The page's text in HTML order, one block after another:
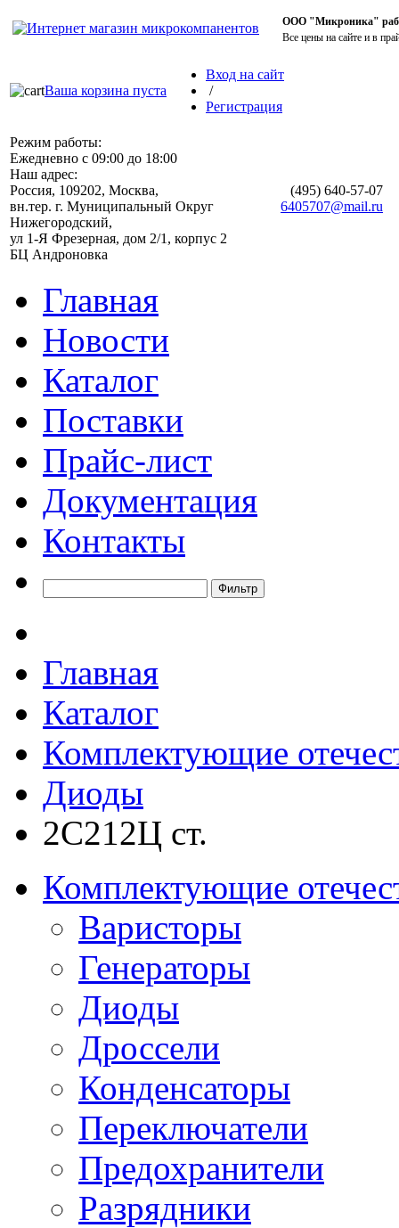
ООО "Микроника"
Все цены на сайте и в
Ваша корзина пуста
Вход на сайт
/
Регистрация
Режим работы:
Ежедневно с 09:00 до 18:00
Наш адрес:
Россия, 109202, Москва,
вн.тер. г. Муниципальный Округ
Нижегородский,
ул 1-Я Фрезерная, дом 2/1, корпус 2
БЦ Андроновка
(495) 640-57-07
6405707@mail.ru
Главная
Новости
Каталог
Поставки
Прайс-лист
Документация
Контакты
Главная
Каталог
Комплектующие
Диоды
2С212Ц ст.
Комплектующие
Варисторы
Генераторы
Диоды
Дроссели
Конденсаторы
Переключатели
Предохранители
Разрядники